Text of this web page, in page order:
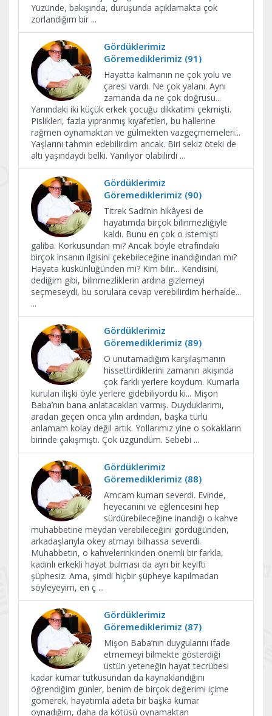
Yüzünde, bakışında, duruşunda açıklamakta çok
zorlandığım bir ...
Gördüklerimiz
Göremediklerimiz (91)
Hayatta kalmanın ne çok yolu ve
çaresi vardı. Ne çok yalanı. Aynı
zamanda da ne çok doğrusu...
Yanındaki iki küçük erkek çocuğu dikkatimi çekmişti.
Pislikleri, fazla yıpranmış kıyafetleri, bu hallerine
rağmen oynamaktan ve gülmekten vazgeçmemeleri...
Yaşlarını tahmin edebilirdim ancak. Biri sekiz öteki de
altı yaşındaydı belki. Yanılıyor olabilirdi ...
Gördüklerimiz
Göremediklerimiz (90)
Titrek Sadi’nin hikâyesi de
hayatımda birçok bilinmezliğiyle
kaldı. Bunu en çok o istemişti
galiba. Korkusundan mı? Ancak böyle etrafındaki
birçok insanın ilgisini çekebileceğine inandığından mı?
Hayata küskünlüğünden mi? Kim bilir... Kendisini,
dediğim gibi, bilinmezliklerin ardına gizlemeyi
seçmeseydi, bu sorulara cevap verebilirdim herhalde...
...
Gördüklerimiz
Göremediklerimiz (89)
O unutamadığım karşılaşmanın
hissettirdiklerini zamanın akışında
çok farklı yerlere koydum. Kumarla
kurulan ilişki öyle yerlere gidebiliyordu ki... Mişon
Baba’nın bana anlatacakları varmış. Duyduklarımı,
aradan geçen onca yılın ardından, başka türlü
anlamam kolay değil artık. Yollarımız yine o sokakların
birinde çakışmıştı. Çok üzgündüm. Sebebi ...
Gördüklerimiz
Göremediklerimiz (88)
Amcam kumarı severdi. Evinde,
heyecanını ve eğlencesini hep
sürdürebileceğine inandığı o kahve
muhabbetine meydan verebileceğini gördüğünden,
arkadaşlarıyla okey atmayı bilhassa severdi.
Muhabbetin, o kahvelerinkinden önemli bir farkla,
kadınlı erkekli hayat bulması da ayrı bir keyifti
şüphesiz. Ama, şimdi hiçbir şüpheye kapılmadan
söyleyeyim, en ç ...
Gördüklerimiz
Göremediklerimiz (87)
Mişon Baba’nın duygularını ifade
etmemeyi bilmekte gösterdiği
üstün yeteneğin hayat tecrübesi
kadar kumar tutkusundan da kaynaklandığını
öğrendiğim günler, benim de birçok değerimi içime
gömerek, hayatımla adeta bir başka kumar
oynadığım, daha da kötüsü oynamaktan